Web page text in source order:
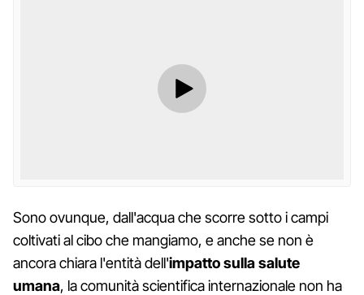
Sono ovunque, dall'acqua che scorre sotto i campi
coltivati al cibo che mangiamo, e anche se non è
ancora chiara l'entità dell'impatto sulla salute
umana, la comunità scientifica internazionale non ha